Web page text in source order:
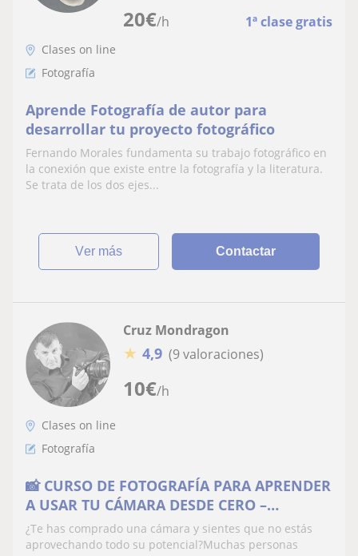
20€/h 1ª clase gratis
Clases on line
Fotografía
Aprende Fotografía de autor para
desarrollar tu proyecto fotográfico
Fernando Morales fundamenta su trabajo fotográfico en
la conexión que existe entre la fotografía y la literatura.
Se trata de los dos ejes...
ver más Contactar
10€/h
Cruz Mondragon
★ 4,9 (9 valoraciones)
Clases on line
Fotografía
📸 CURSO DE FOTOGRAFÍA PARA APRENDER
A USAR TU CÁMARA DESDE CERO –
MÉTODO FOTOGRAFÍA FÁCIL EN 3 FASES
¿Te has comprado una cámara y sientes que no estás
aprovechando todo su potencial?Muchas personas